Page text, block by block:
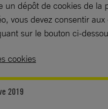
un dépôt de cookies de la
vous devez consentir aux
sur le bouton ci-
cookies
2019